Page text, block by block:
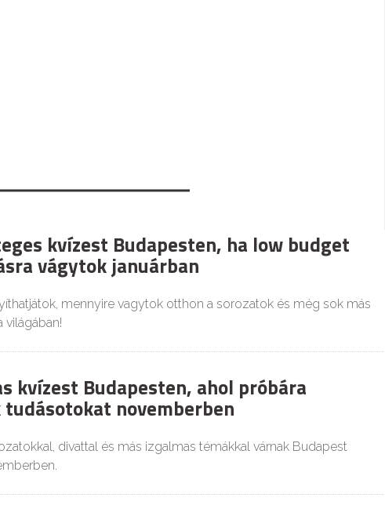
kvízest Budapesten, ha low budget
vágytok januárban
mennyire vagytok otthon a sorozatok és még sok más
világában!
kvízest Budapesten, ahol próbára
novemberben
divattal és más izgalmas témákkal várnak Budapest